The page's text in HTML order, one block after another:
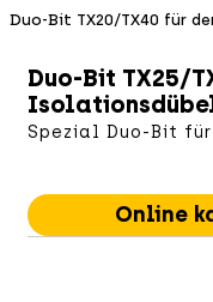
Duo-Bit TX20/TX40 für
Duo-Bit TX25/
Spezial Duo-Bit
Online